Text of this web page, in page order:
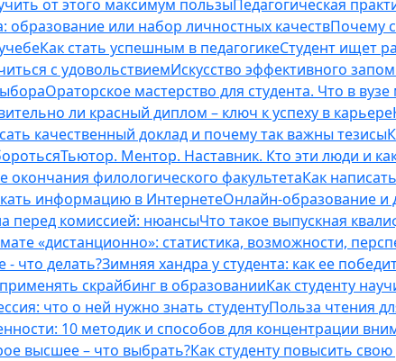
от этого максимум пользыПедагогическая
образование или набор личностных качествПочему
Как стать успешным в педагогикеСтудент ищет
с удовольствиемИскусство эффективного
Ораторское мастерство для студента. Что в
ли красный диплом – ключ к успеху в карьере
качественный доклад и почему так важны тезисы
Тьютор. Ментор. Наставник. Кто эти люди и
окончания филологического факультетаКак
информацию в ИнтернетеОнлайн-образование и
перед комиссией: нюансыЧто такое выпускная
«дистанционно»: статистика, возможности,
- что делать?Зимняя хандра у студента: как ее
скрайбинг в образованииКак студенту
что о ней нужно знать студентуПольза чтения
10 методик и способов для концентрации
высшее – что выбрать?Как студенту повысить